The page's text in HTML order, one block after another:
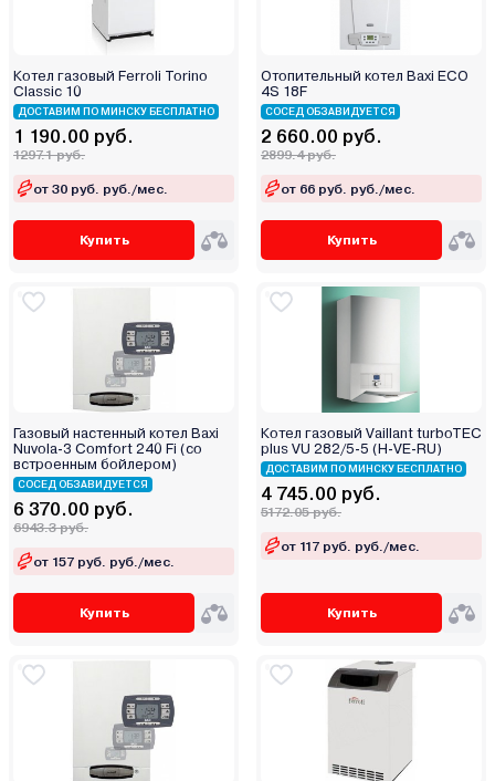
Котел газовый Ferroli Torino
Classic 10
ДОСТАВИМ ПО МИНСКУ БЕСПЛАТНО
1 190.00 руб.
1297.1 руб.
от 30 руб. руб./мес.
Купить
Отопительный котел Baxi ECO
4S 18F
СОСЕД ОБЗАВИДУЕТСЯ
2 660.00 руб.
2899.4 руб.
от 66 руб. руб./мес.
Купить
Газовый настенный котел Baxi
Nuvola-3 Comfort 240 Fi (со
встроенным бойлером)
СОСЕД ОБЗАВИДУЕТСЯ
6 370.00 руб.
6943.3 руб.
от 157 руб. руб./мес.
Купить
Котел газовый Vaillant turboTEC
plus VU 282/5-5 (H-VE-RU)
ДОСТАВИМ ПО МИНСКУ БЕСПЛАТНО
4 745.00 руб.
5172.05 руб.
от 117 руб. руб./мес.
Купить